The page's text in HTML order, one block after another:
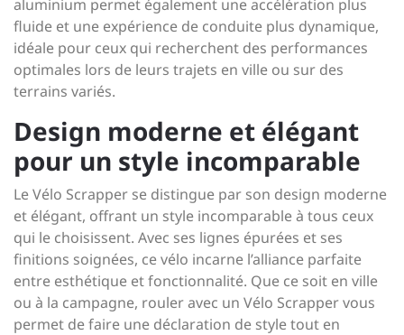
aluminium permet également une accélération plus
fluide et une expérience de conduite plus dynamique,
idéale pour ceux qui recherchent des performances
optimales lors de leurs trajets en ville ou sur des
terrains variés.
Design moderne et élégant
pour un style incomparable
Le Vélo Scrapper se distingue par son design moderne
et élégant, offrant un style incomparable à tous ceux
qui le choisissent. Avec ses lignes épurées et ses
finitions soignées, ce vélo incarne l’alliance parfaite
entre esthétique et fonctionnalité. Que ce soit en ville
ou à la campagne, rouler avec un Vélo Scrapper vous
permet de faire une déclaration de style tout en